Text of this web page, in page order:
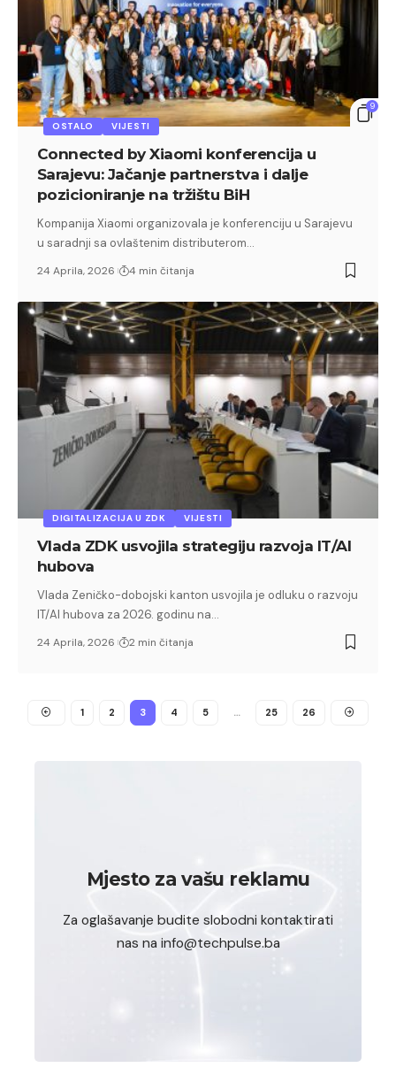
9
OSTALO
VIJESTI
Connected by Xiaomi konferencija u
Sarajevu: Jačanje partnerstva i dalje
pozicioniranje na tržištu BiH
Kompanija Xiaomi organizovala je konferenciju u Sarajevu
u saradnji sa ovlaštenim distributerom…
24 Aprila, 2026 4 min čitanja
DIGITALIZACIJA U ZDK VIJESTI
Vlada ZDK usvojila strategiju razvoja IT/AI
hubova
Vlada Zeničko-dobojski kanton usvojila je odluku o razvoju
IT/AI hubova za 2026. godinu na…
24 Aprila, 2026 2 min čitanja
1 2 3 4 5 … 25 26
Mjesto za vašu reklamu
Za oglašavanje budite slobodni kontaktirati
nas na info@techpulse.ba